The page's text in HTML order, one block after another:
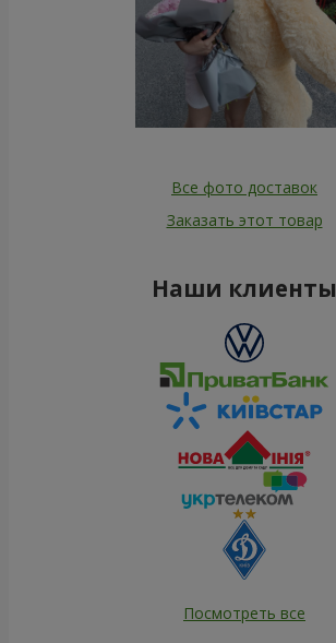
Все фото доставок
Заказать этот товар
Наши клиенты
Посмотреть все